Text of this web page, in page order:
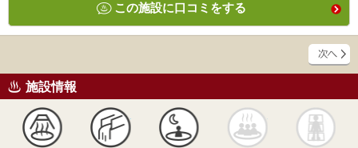
この施設に口コミをする
施設情報
かけ流し 露天風呂 貸切風呂